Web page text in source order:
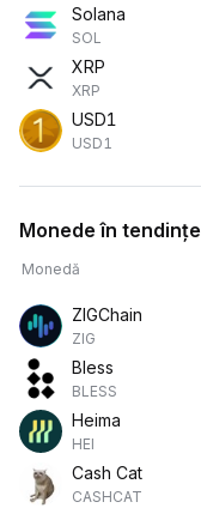
Solana
SOL
XRP
XRP
USD1
USD1
Monede în tendințe
Monedă
ZIGChain
ZIG
Bless
BLESS
Heima
HEI
Cash Cat
CASHCAT